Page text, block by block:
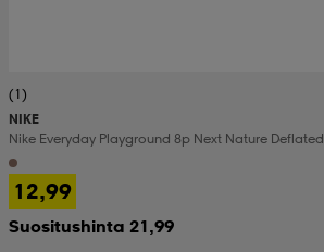
(1)
NIKE
Nike Everyday Playground 8p Next Nature Deflated
12,99
Suositushinta 21,99